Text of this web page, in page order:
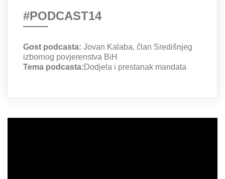
#PODCAST14
Gost podcasta: Jovan Kalaba, član Središnjeg
izbornog povjerenstva BiH
Tema podcasta:Dodjela i prestanak mandata